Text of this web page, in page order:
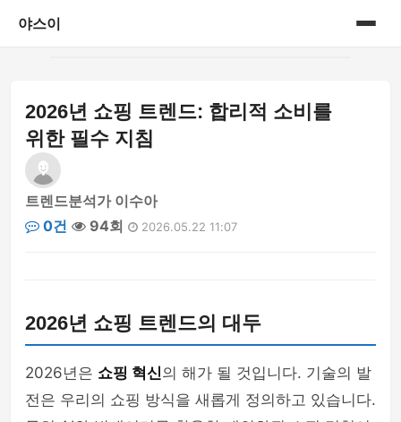
야스이
게시판
2026년 쇼핑 트렌드: 합리적 소비를
위한 필수 지침
트렌드분석가 이수아
0건
94회 2026.05.22 11:07
2026년 쇼핑 트렌드의 대두
2026년은 쇼핑 혁신의 해가 될 것입니다. 기술의 발
전은 우리의 쇼핑 방식을 새롭게 정의하고 있습니다.